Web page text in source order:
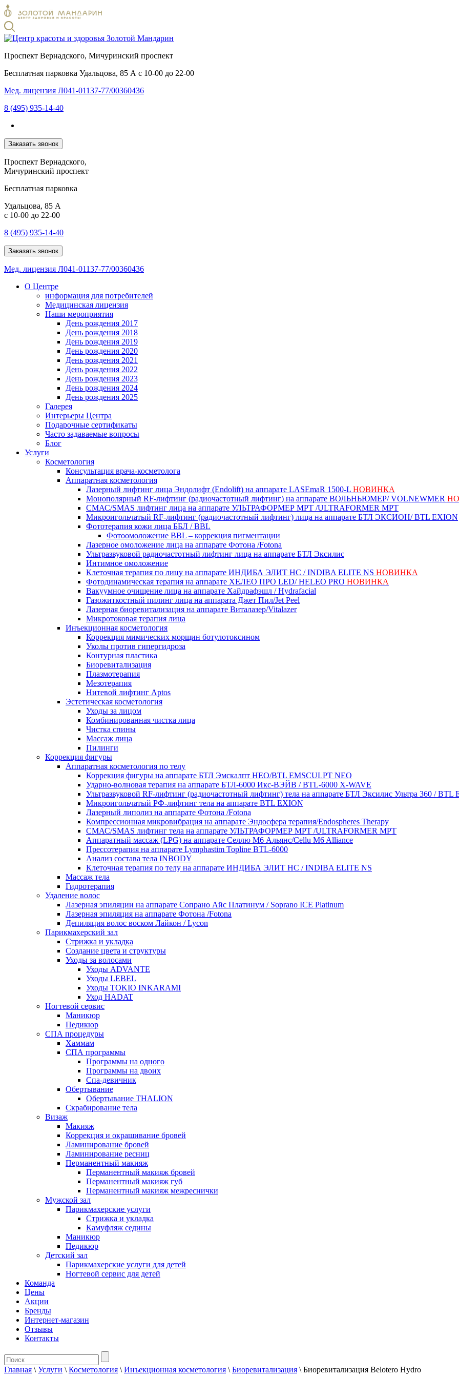
Проспект Вернадского, Мичуринский проспект
Бесплатная парковка Удальцова, 85 А с 10-00 до 22-00
Мед. лицензия Л041-01137-77/00360436
8 (495) 935-14-40
Заказать звонок
Проспект Вернадского,
Мичуринский проспект
Бесплатная парковка
Удальцова, 85 А
с 10-00 до 22-00
8 (495) 935-14-40
Заказать звонок
Мед. лицензия Л041-01137-77/00360436
О Центре
информация для потребителей
Медицинская лицензия
Наши мероприятия
День рождения 2017
День рождения 2018
День рождения 2019
День рождения 2020
День рождения 2021
День рождения 2022
День рождения 2023
День рождения 2024
День рождения 2025
Галерея
Интерьеры Центра
Подарочные сертификаты
Часто задаваемые вопросы
Блог
Услуги
Косметология
Консультация врача-косметолога
Аппаратная косметология
Лазерный лифтинг лица Эндолифт (Endolift) на аппарате LASEmaR 1500-L НОВИНКА
Монополярный RF‑лифтинг (радиочастотный лифтинг) на аппарате ВОЛЬНЬЮМЕР/ VOLNEWMER
СМАС/SMAS лифтинг лица на аппарате УЛЬТРАФОРМЕР MPT /ULTRAFORMER MPT
Микроигольчатый RF-лифтинг (радиочастотный лифтинг) лица на аппарате БТЛ ЭКСИОН/ BTL EXION
Фототерапия кожи лица ББЛ / BBL
Фотоомоложение BBL – коррекция пигментации
Лазерное омоложение лица на аппарате Фотона /Fotona
Ультразвуковой радиочастотный лифтинг лица на аппарате БТЛ Эксилис
Интимное омоложение
Клеточная терапия по лицу на аппарате ИНДИБА ЭЛИТ НС / INDIBA ELITE NS НОВИНКА
Фотодинамическая терапия на аппарате ХЕЛЕО ПРО LED/ HELEO PRO НОВИНКА
Вакуумное очищение лица на аппарате Хайдрафэшл / Hydrafacial
Газожиткостный пилинг лица на аппарата Джет Пил/Jet Peel
Лазерная биоревитализация на аппарате Виталазер/Vitalazer
Микротоковая терапия лица
Инъекционная косметология
Коррекция мимических морщин ботулотоксином
Уколы против гипергидроза
Контурная пластика
Биоревитализация
Плазмотерапия
Мезотерапия
Нитевой лифтинг Aptos
Эстетическая косметология
Уходы за лицом
Комбинированная чистка лица
Чистка спины
Массаж лица
Пилинги
Коррекция фигуры
Аппаратная косметология по телу
Коррекция фигуры на аппарате БТЛ Эмскалпт НЕО/BTL EMSCULPT NEO
Ударно-волновая терапия на аппарате БТЛ-6000 Икс-ВЭЙВ / BTL-6000 X-WAVE
Ультразвуковой RF‑лифтинг (радиочастотный лифтинг) тела на аппарате БТЛ Эксилис Ультра 360 /
Микроигольчатый РФ-лифтинг тела на аппарате BTL EXION
Лазерный липолиз на аппарате Фотона /Fotona
Компрессионная микровибрация на аппарате Эндосфера терапия/Endospheres Therapy
СМАС/SMAS лифтинг тела на аппарате УЛЬТРАФОРМЕР MPT /ULTRAFORMER MPT
Аппаратный массаж (LPG) на аппарате Селлю М6 Альянс/Cellu M6 Alliance
Прессотерапия на аппарате Lymphastim Topline BTL-6000
Анализ состава тела INBODY
Клеточная терапия по телу на аппарате ИНДИБА ЭЛИТ НС / INDIBA ELITE NS
Массаж тела
Гидротерапия
Удаление волос
Лазерная эпиляции на аппарате Сопрано Айс Платинум / Soprano ICE Platinum
Лазерная эпиляция на аппарате Фотона /Fotona
Депиляция волос воском Лайкон / Lycon
Парикмахерский зал
Стрижка и укладка
Создание цвета и структуры
Уходы за волосами
Уходы ADVANTE
Уходы LEBEL
Уходы TOKIO INKARAMI
Уход HADAT
Ногтевой сервис
Маникюр
Педикюр
СПА процедуры
Хаммам
СПА программы
Программы на одного
Программы на двоих
Спа-девичник
Обертывание
Обертывание THALION
Скрабирование тела
Визаж
Макияж
Коррекция и окрашивание бровей
Ламинирование бровей
Ламинирование ресниц
Перманентный макияж
Перманентный макияж бровей
Перманентный макияж губ
Перманентный макияж межреснички
Мужской зал
Парикмахерские услуги
Стрижка и укладка
Камуфляж седины
Маникюр
Педикюр
Детский зал
Парикмахерские услуги для детей
Ногтевой сервис для детей
Команда
Цены
Акции
Бренды
Интернет-магазин
Отзывы
Контакты
Главная \ Услуги \ Косметология \ Инъекционная косметология \ Биоревитализация \ Биоревитализация Belotero Hydro